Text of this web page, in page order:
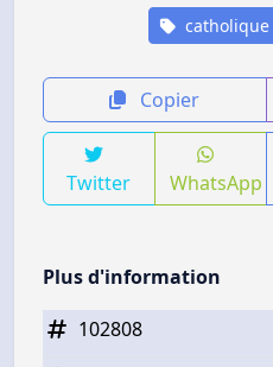
catholique
Copier
Twitter WhatsApp
Plus d'information
102808